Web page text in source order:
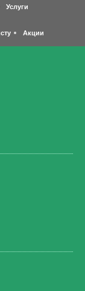
Услуги
Акции